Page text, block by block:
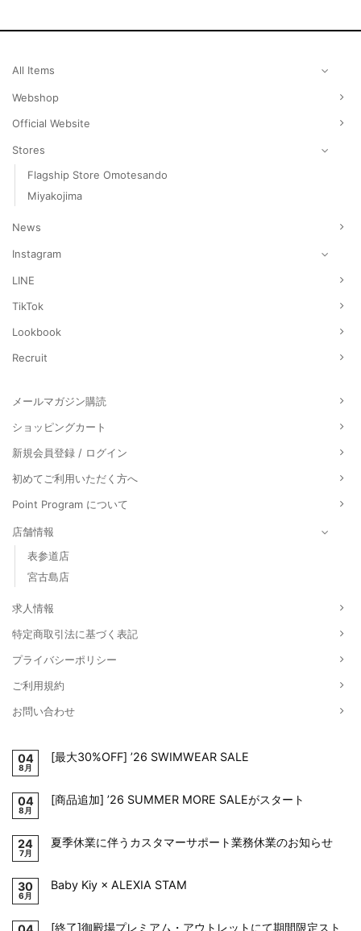
All Items
Webshop
Official Website
Stores
Flagship Store Omotesando
Miyakojima
News
Instagram
LINE
TikTok
Lookbook
Recruit
メールマガジン購読
ショッピングカート
新規会員登録 / ログイン
初めてご利用いただく方へ
Point Program について
店舗情報
表参道店
宮古島店
求人情報
特定商取引法に基づく表記
プライバシーポリシー
ご利用規約
お問い合わせ
04
8月
[最大30%OFF] ’26 SWIMWEAR SALE
04
8月
[商品追加] ’26 SUMMER MORE SALEがスタート
24
7月
夏季休業に伴うカスタマーサポート業務休業のお知らせ
30
6月
Baby Kiy × ALEXIA STAM
[終了]御殿場プレミアム・アウトレットにて期間限定スト